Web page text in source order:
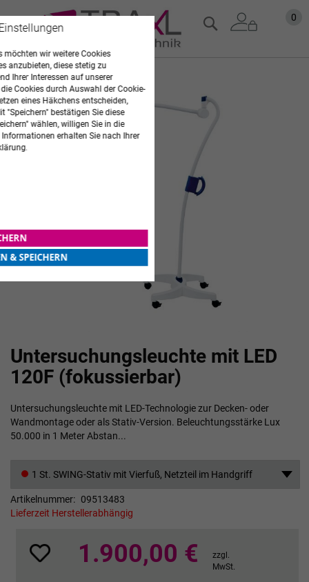
Zum
Inhalt
0
Suche
Untersuchungsleuchte mit LED
120F (fokussierbar)
Untersuchungsleuchte mit LED-Technologie zur Decken- oder
Wandmontage oder als Stativ-Version. Beleuchtungsstärke Lux
50.000 in 1 Meter Abstan...
1 St. SWING-Stativ mit Vierfuß, Netzteil im Handgriff
Artikelnummer
09513483
Lieferzeit Herstellerabhängig
1.900,00 €
zzgl.
MwSt.
Zum
Ende
der
Bildgalerie
springen
Anfang
der
Bildgalerie
möchten wir weitere Cookies
anzubieten, diese stetig zu
Ihrer Interessen auf unserer
Cookies durch Auswahl der Cookie-
eines Häkchens entscheiden,
"Speichern" bestätigen Sie diese
wählen, willigen Sie in die
erhalten Sie nach Ihrer
& SPEICHERN